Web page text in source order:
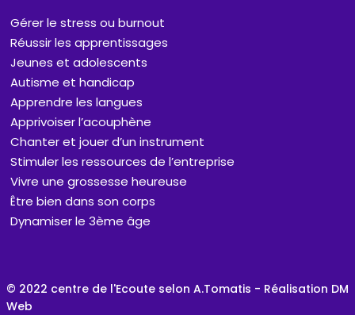
Gérer le stress ou burnout
Réussir les apprentissages
Jeunes et adolescents
Autisme et handicap
Apprendre les langues
Apprivoiser l’acouphène
Chanter et jouer d’un instrument
Stimuler les ressources de l’entreprise
Vivre une grossesse heureuse
Être bien dans son corps
Dynamiser le 3ème âge
© 2022 centre de l'Ecoute selon A.Tomatis - Réalisation DM
Web